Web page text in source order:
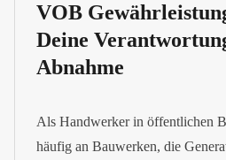
VOB
Deine
Abnahme
Als Handwerker in öffentlichen
häufig an Bauwerken, die